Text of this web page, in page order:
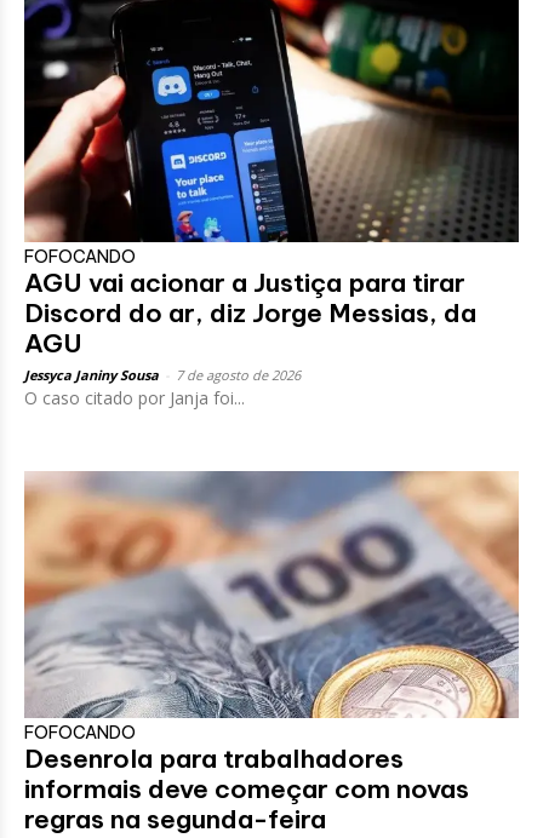
FOFOCANDO
AGU vai acionar a Justiça para tirar
Discord do ar, diz Jorge Messias, da
AGU
Jessyca Janiny Sousa 7 de agosto de 2026
O caso citado por Janja foi...
FOFOCANDO
Desenrola para trabalhadores
informais deve começar com novas
regras na segunda-feira